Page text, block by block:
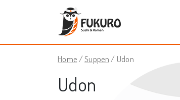
Home /Suppen / Udon
Udon